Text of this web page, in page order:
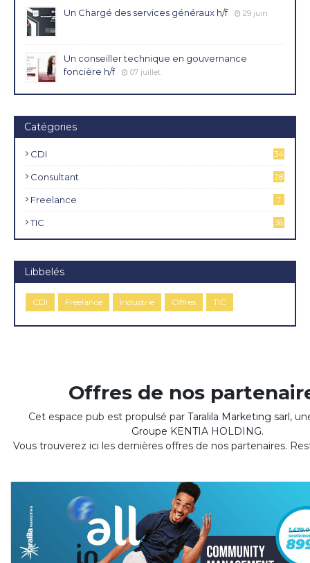
Un Chargé des services généraux h/f 29 juin
Un conseiller technique en gouvernance
foncière h/f
07 juillet
Catégories
CDI
34
Consultant 28
Freelance 7
TIC 36
Libbelés
CDI Freelance Industrie Offres TIC